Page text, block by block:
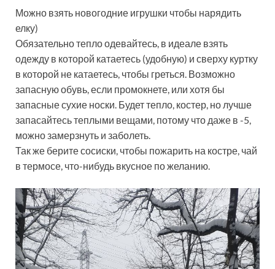
Можно взять новогодние игрушки чтобы нарядить
елку)
Обязательно тепло одевайтесь, в идеале взять
одежду в которой катаетесь (удобную) и сверху куртку
в которой не катаетесь, чтобы греться. Возможно
запасную обувь, если промокнете, или хотя бы
запасные сухие носки. Будет тепло, костер, но лучше
запасайтесь теплыми вещами, потому что даже в -5,
можно замерзнуть и заболеть.
Так же берите сосиски, чтобы пожарить на костре, чай
в термосе, что-нибудь вкусное по желанию.